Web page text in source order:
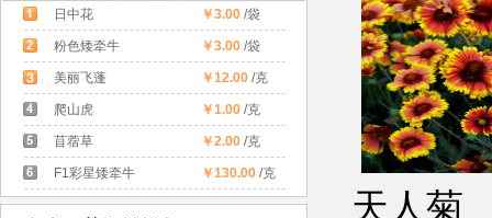
日中花 ￥3.00/袋
粉色矮牵牛 ￥3.00/袋
美丽飞蓬 ￥12.00/克
爬山虎 ￥1.00/克
苜蓿草 ￥2.00/克
F1彩星矮牵牛 ￥130.00/克
天